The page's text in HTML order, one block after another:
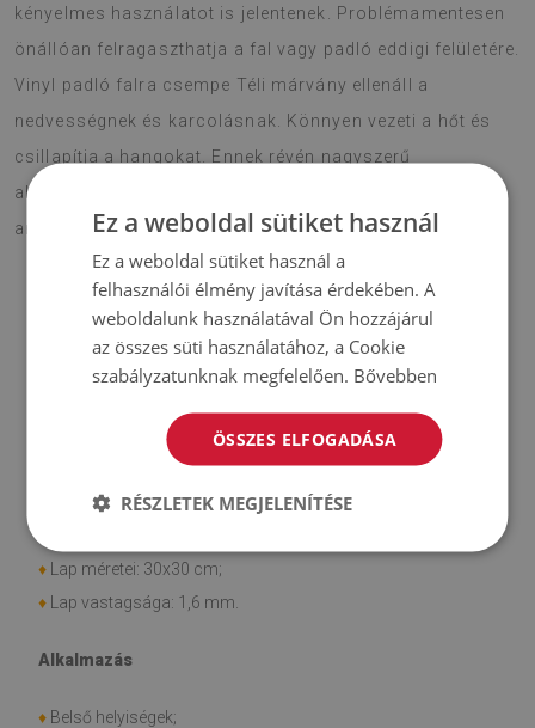
kényelmes használatot is jelentenek. Problémamentesen
önállóan felragaszthatja a fal vagy padló eddigi felületére.
Vinyl padló falra csempe Téli márvány ellenáll a
nedvességnek és karcolásnak. Könnyen vezeti a hőt és
csillapítja a hangokat. Ennek révén nagyszerű
alternatíváját jelenti a hagyományos dekorációs
anyagoknak.
FIGYELEM!
A megadott ár 9 db-os lapkészletre vonatkozik, méretek:
♦ Lap méretei: 30x30 cm;
♦ Lap vastagsága: 1,6 mm.
Alkalmazás
♦ Belső helyiségek;
Ez a weboldal sütiket használ
Ez a weboldal sütiket használ a
felhasználói élmény javítása érdekében. A
weboldalunk használatával Ön hozzájárul
az összes süti használatához, a Cookie
szabályzatunknak megfelelően. Bővebben
ÖSSZES ELFOGADÁSA
RÉSZLETEK MEGJELENÍTÉSE